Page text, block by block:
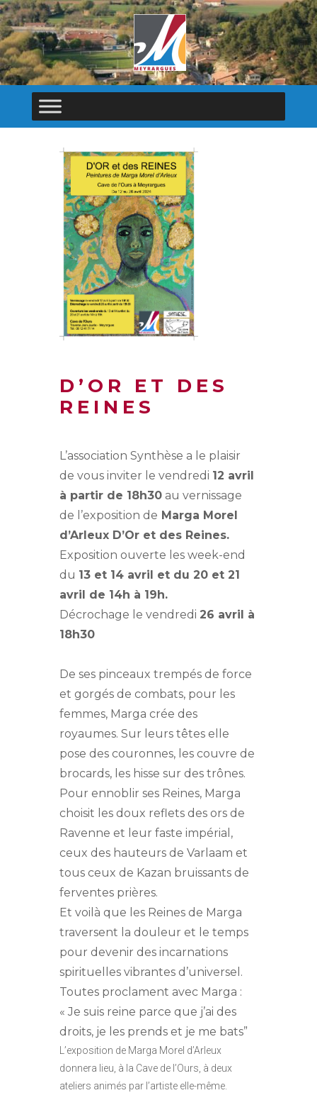
D’OR ET DES
REINES
L’association Synthèse a le plaisir
de vous inviter le vendredi 12 avril
à partir de 18h30 au vernissage
de l’exposition de Marga Morel
d’Arleux D’Or et des Reines.
Exposition ouverte les week-end
du 13 et 14 avril et du 20 et 21
avril de 14h à 19h.
Décrochage le vendredi 26 avril à
18h30
De ses pinceaux trempés de force
et gorgés de combats, pour les
femmes, Marga crée des
royaumes. Sur leurs têtes elle
pose des couronnes, les couvre de
brocards, les hisse sur des trônes.
Pour ennoblir ses Reines, Marga
choisit les doux reflets des ors de
Ravenne et leur faste impérial,
ceux des hauteurs de Varlaam et
tous ceux de Kazan bruissants de
ferventes prières.
Et voilà que les Reines de Marga
traversent la douleur et le temps
pour devenir des incarnations
spirituelles vibrantes d’universel.
Toutes proclament avec Marga :
« Je suis reine parce que j’ai des
droits, je les prends et je me bats”
L’exposition de Marga Morel d’Arleux
donnera lieu, à la Cave de l’Ours, à deux
ateliers animés par l’artiste elle-même.